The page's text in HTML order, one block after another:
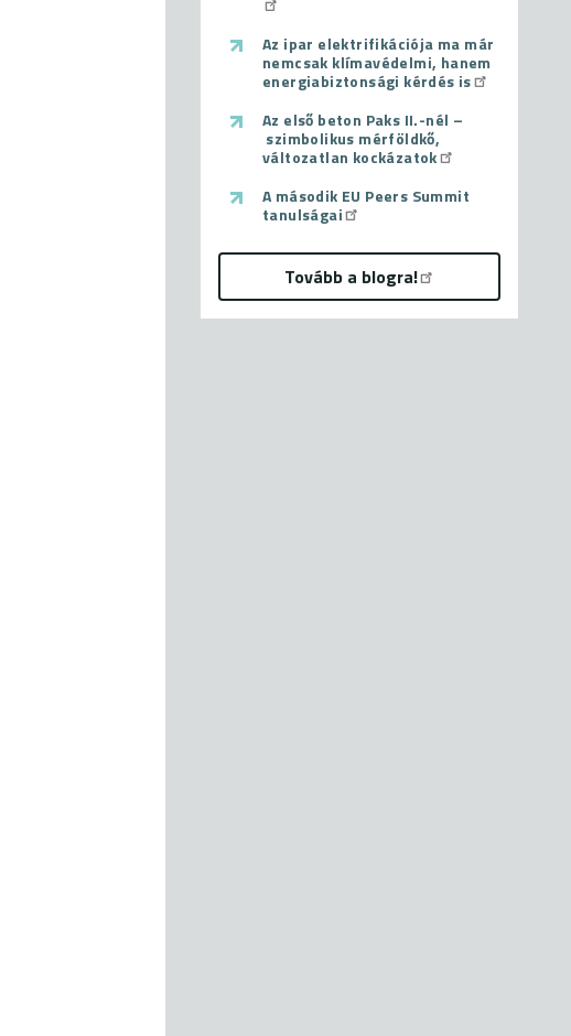
Az ipar elektrifikációja ma már
nemcsak klímavédelmi, hanem
energiabiztonsági kérdés is
Az első beton Paks II.-nél –
szimbolikus mérföldkő,
változatlan kockázatok
A második EU Peers Summit
tanulságai
Tovább a blogra!